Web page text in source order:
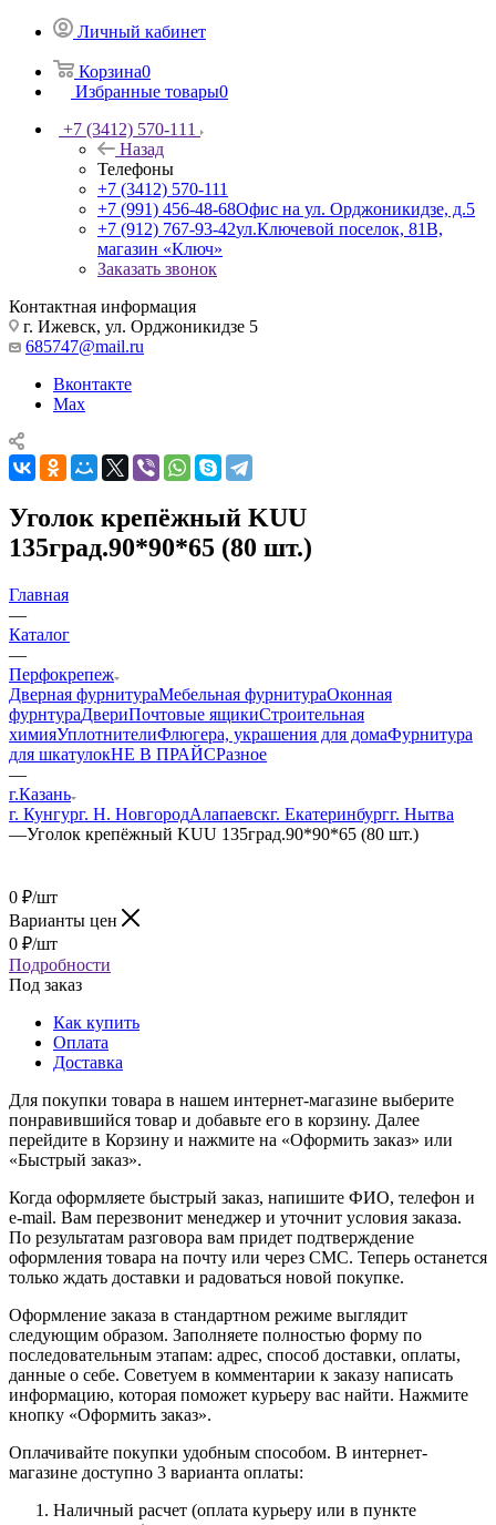
Личный кабинет
Корзина0
Избранные товары0
+7 (3412) 570-111
Назад
Телефоны
+7 (3412) 570-111
+7 (991) 456-48-68Офис на ул. Орджоникидзе, д.5
+7 (912) 767-93-42ул.Ключевой поселок, 81В,
магазин «Ключ»
Заказать звонок
Контактная информация
г. Ижевск, ул. Орджоникидзе 5
685747@mail.ru
Вконтакте
Max
Уголок крепёжный KUU
135град.90*90*65 (80 шт.)
Главная
—
Каталог
—
Перфокрепеж
Дверная фурнитураМебельная фурнитураОконная
фурнтураДвериПочтовые ящикиСтроительная
химияУплотнителиФлюгера, украшения для домаФурнитура
для шкатулокНЕ В ПРАЙСРазное
—
г.Казань
г. Кунгург. Н. НовгородАлапаевскг. Екатеринбургг. Нытва
—Уголок крепёжный KUU 135град.90*90*65 (80 шт.)
0 ₽/шт
Варианты цен
0 ₽/шт
Подробности
Под заказ
Как купить
Оплата
Доставка
Для покупки товара в нашем интернет-магазине выберите
понравившийся товар и добавьте его в корзину. Далее
перейдите в Корзину и нажмите на «Оформить заказ» или
«Быстрый заказ».
Когда оформляете быстрый заказ, напишите ФИО, телефон и
e-mail. Вам перезвонит менеджер и уточнит условия заказа.
По результатам разговора вам придет подтверждение
оформления товара на почту или через СМС. Теперь останется
только ждать доставки и радоваться новой покупке.
Оформление заказа в стандартном режиме выглядит
следующим образом. Заполняете полностью форму по
последовательным этапам: адрес, способ доставки, оплаты,
данные о себе. Советуем в комментарии к заказу написать
информацию, которая поможет курьеру вас найти. Нажмите
кнопку «Оформить заказ».
Оплачивайте покупки удобным способом. В интернет-
магазине доступно 3 варианта оплаты:
Наличный расчет (оплата курьеру или в пункте